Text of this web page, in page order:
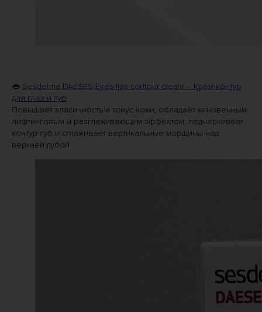
👄 Sesderma DAESES Eyes-lips contour cream – Крем-контур
для глаз и губ
Повышает эласичность и тонус кожи, обладает мгновенным
лифтинговым и разглаживающим эффектом, подчеркивает
контур губ и сглаживает вертикальные морщины над
верхней губой